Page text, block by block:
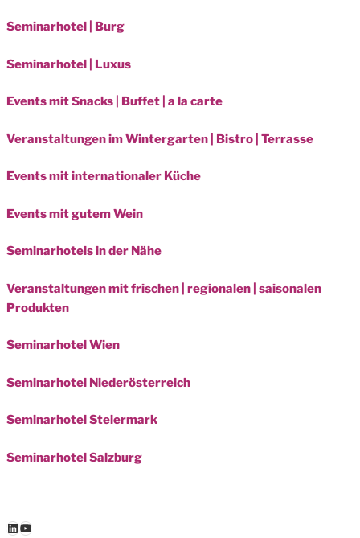
Seminarhotel | Burg
Seminarhotel | Luxus
Events mit Snacks | Buffet | a la carte
Veranstaltungen im Wintergarten | Bistro | Terrasse
Events mit internationaler Küche
Events mit gutem Wein
Seminarhotels in der Nähe
Veranstaltungen mit frischen | regionalen | saisonalen
Produkten
Seminarhotel Wien
Seminarhotel Niederösterreich
Seminarhotel Steiermark
Seminarhotel Salzburg
LinkedIn
YouTube